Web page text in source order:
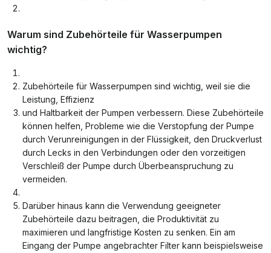
Warum sind Zubehörteile für Wasserpumpen
wichtig?
Zubehörteile für Wasserpumpen sind wichtig, weil sie die
Leistung, Effizienz
und Haltbarkeit der Pumpen verbessern. Diese Zubehörteile
können helfen, Probleme wie die Verstopfung der Pumpe
durch Verunreinigungen in der Flüssigkeit, den Druckverlust
durch Lecks in den Verbindungen oder den vorzeitigen
Verschleiß der Pumpe durch Überbeanspruchung zu
vermeiden.
Darüber hinaus kann die Verwendung geeigneter
Zubehörteile dazu beitragen, die Produktivität zu
maximieren und langfristige Kosten zu senken. Ein am
Eingang der Pumpe angebrachter Filter kann beispielsweise